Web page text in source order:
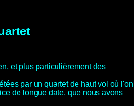
et plus particulièrement des
par un quartet de haut vol où l'on
de longue date, que nous avons